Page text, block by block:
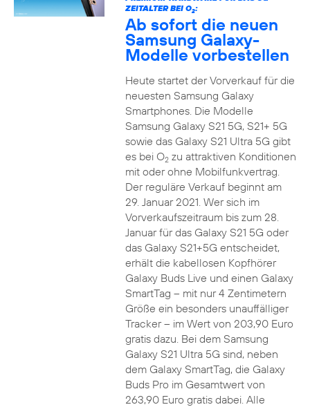
ZEITALTER BEI O2:
Ab sofort die neuen
Samsung Galaxy-
Modelle vorbestellen
Heute startet der Vorverkauf für die
neuesten Samsung Galaxy
Smartphones. Die Modelle
Samsung Galaxy S21 5G, S21+ 5G
sowie das Galaxy S21 Ultra 5G gibt
es bei O2zu attraktiven Konditionen
mit oder ohne Mobilfunkvertrag.
Der reguläre Verkauf beginnt am
29. Januar 2021. Wer sich im
Vorverkaufszeitraum bis zum 28.
Januar für das Galaxy S21 5G oder
das Galaxy S21+5G entscheidet,
erhält die kabellosen Kopfhörer
Galaxy Buds Live und einen Galaxy
SmartTag – mit nur 4 Zentimetern
Größe ein besonders unauffälliger
Tracker – im Wert von 203,90 Euro
gratis dazu. Bei dem Samsung
Galaxy S21 Ultra 5G sind, neben
dem Galaxy SmartTag, die Galaxy
Buds Pro im Gesamtwert von
263,90 Euro gratis dabei. Alle